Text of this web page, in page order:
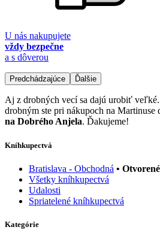
U nás nakupujete
vždy bezpečne
a s dôverou
Predchádzajúce Ďalšie
Aj z drobných vecí sa dajú urobiť
drobným ste pri nákupoch na Martinuse
na Dobrého Anjela. Ďakujeme!
Kníhkupectvá
Bratislava - Obchodná •
Všetky kníhkupectvá
Udalosti
Spriatelené kníhkupectvá
Kategórie